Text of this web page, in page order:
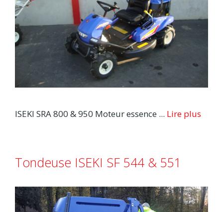
ISEKI SRA 800 & 950 Moteur essence ... Lire plus
Tondeuse ISEKI SF 544 & 551